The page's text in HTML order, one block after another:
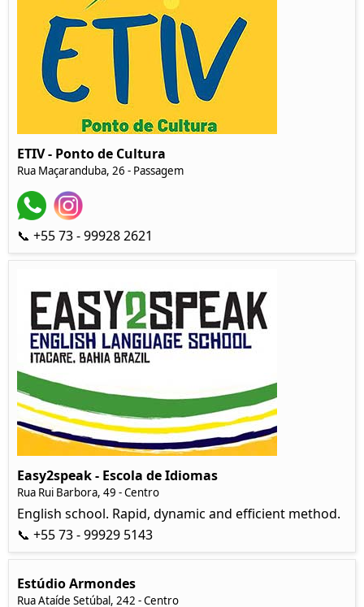
ETIV - Ponto de Cultura
Rua Maçaranduba, 26 - Passagem
📞 +55 73 - 99928 2621
Easy2speak - Escola de Idiomas
Rua Rui Barbora, 49 - Centro
English school. Rapid, dynamic and efficient method.
📞 +55 73 - 99929 5143
Estúdio Armondes
Rua Ataíde Setúbal, 242 - Centro